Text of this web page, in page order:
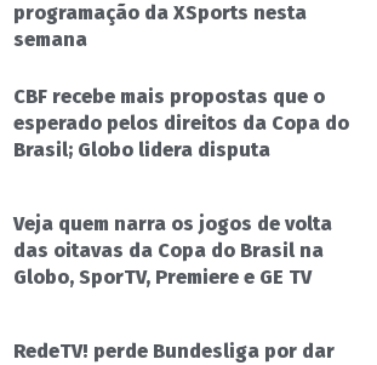
programação da XSports nesta
semana
CBF recebe mais propostas que o
esperado pelos direitos da Copa do
Brasil; Globo lidera disputa
Veja quem narra os jogos de volta
das oitavas da Copa do Brasil na
Globo, SporTV, Premiere e GE TV
RedeTV! perde Bundesliga por dar